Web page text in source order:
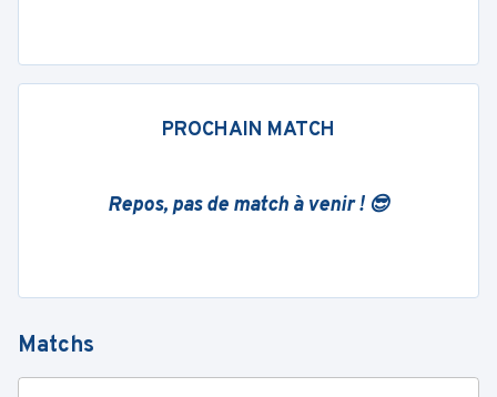
PROCHAIN MATCH
Repos, pas de match à venir ! 😎
Matchs